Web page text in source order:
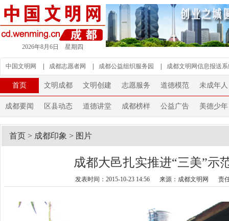
2026年8月6日 星期四
中国文明网 成都志愿者网 成都公益组织服务园 成都文明网信息报送
首页 文明成都 文明创建 志愿服务 道德模范 未成年人
成都要闻 区县动态 道德讲堂 成都榜样 公益广告 美德少年
首页 > 成都印象 > 图片
成都大邑扎实推进“三美”示
发表时间：2015-10-23 14:56 来源：成都文明网 责